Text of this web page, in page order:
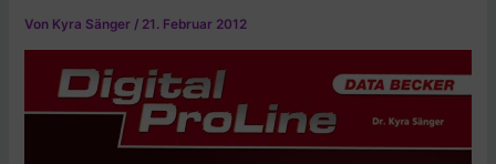
Von Kyra Sänger / 21. Februar 2012